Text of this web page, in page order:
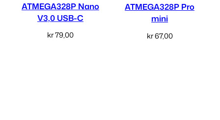
ATMEGA328P Nano
V3,0 USB-C
kr79,00
ATMEGA328P Pro
mini
kr67,00